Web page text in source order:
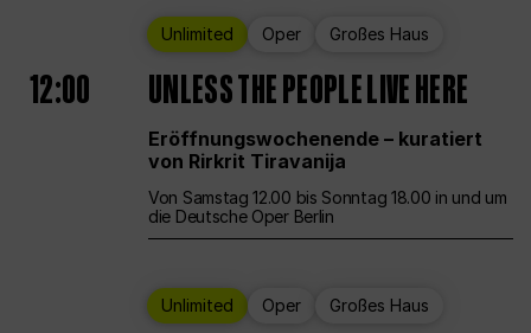
Unlimited Oper Großes Haus
12:00 UNLESS THE PEOPLE LIVE HERE
Eröffnungswochenende – kuratiert
von Rirkrit Tiravanija
Von Samstag 12.00 bis Sonntag 18.00 in und um
die Deutsche Oper Berlin
Unlimited Oper Großes Haus